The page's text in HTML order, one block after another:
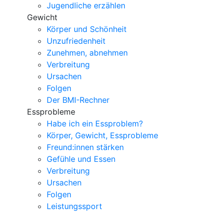
Jugendliche erzählen
Gewicht
Körper und Schönheit
Unzufriedenheit
Zunehmen, abnehmen
Verbreitung
Ursachen
Folgen
Der BMI-Rechner
Essprobleme
Habe ich ein Essproblem?
Körper, Gewicht, Essprobleme
Freund:innen stärken
Gefühle und Essen
Verbreitung
Ursachen
Folgen
Leistungssport